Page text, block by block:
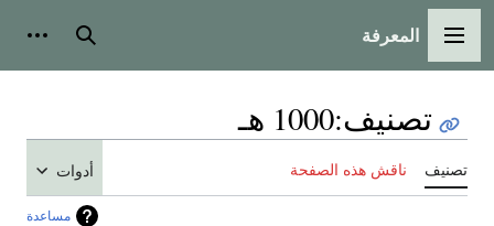
القائمة الرئيسية
المعرفة بحث
تصنيف:1000 هـ
تصنيف ناقش هذه الصفحة أدوات
مساعدة